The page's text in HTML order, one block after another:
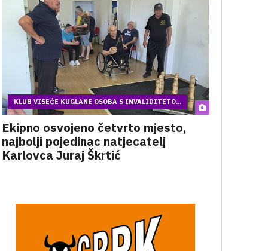
KLUB VISEĆE KUGLANE OSOBA S INVALIDITETO...
Ekipno osvojeno četvrto mjesto,
najbolji pojedinac natjecatelj
Karlovca Juraj Škrtić